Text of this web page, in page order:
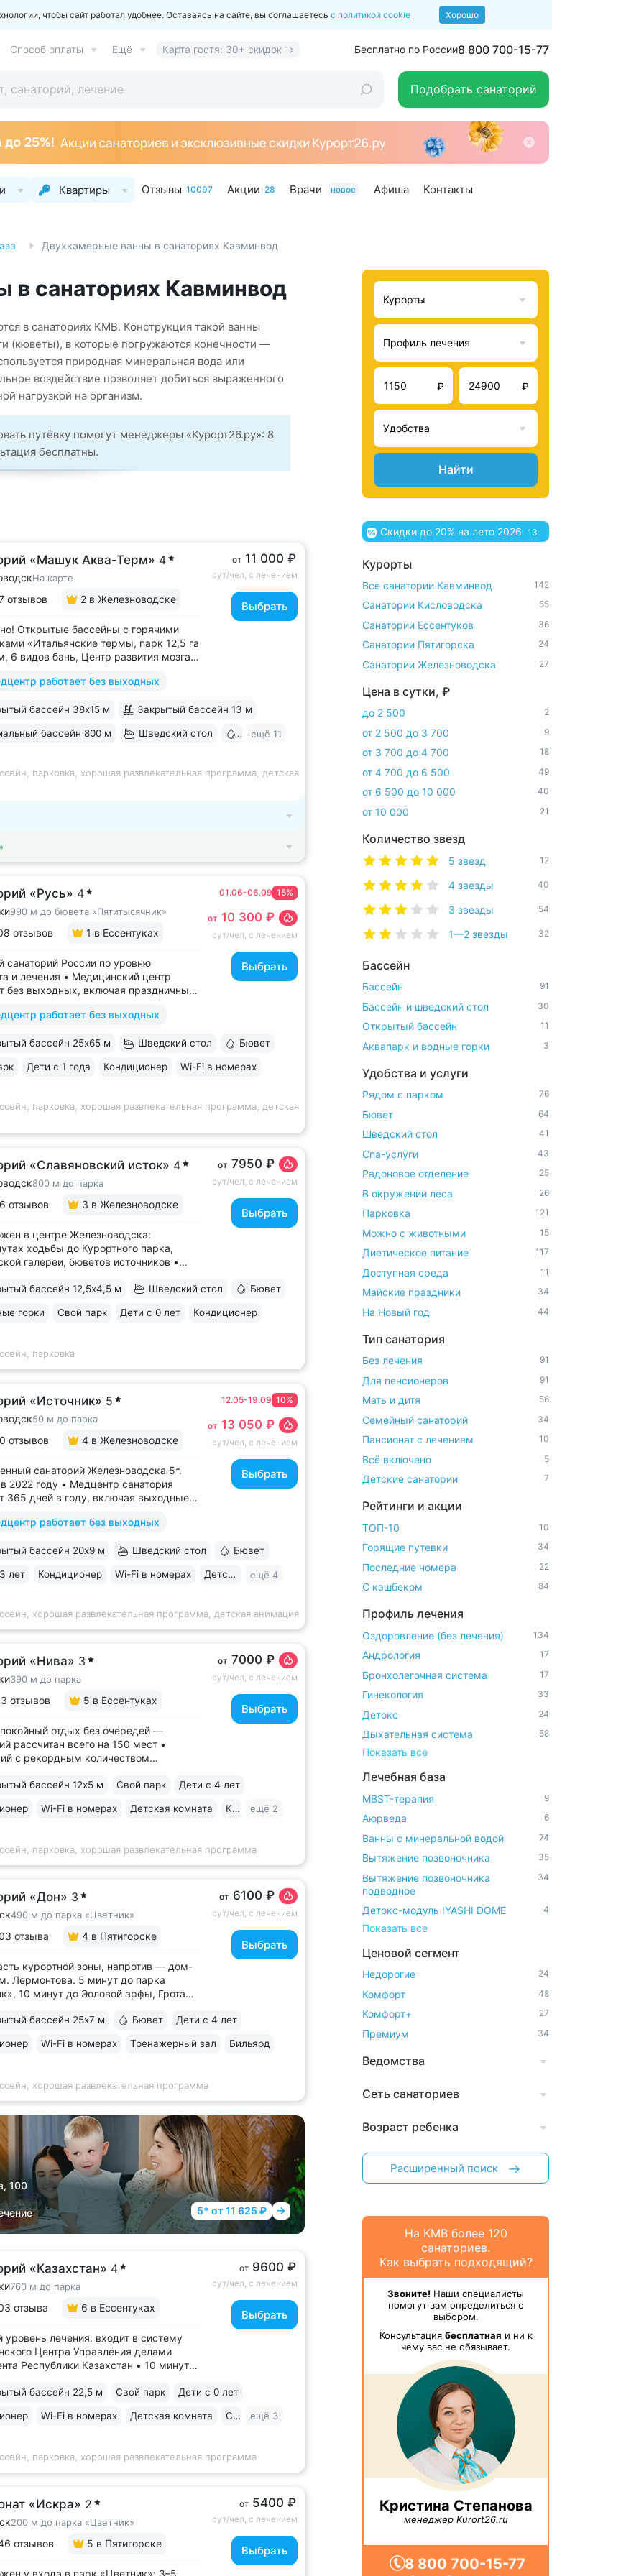
чтобы сайт работал удобнее. Оставаясь на сайте, вы соглашаетесь с политикой cookie Хорошо
Способ оплаты Ещё Карта гостя: 30+ скидок → Бесплатно по России8 800 700-15-77
Подобрать санаторий
Квартиры Отзывы 10097 Акции 28 Врачи новое Афиша Контакты
Двухкамерные ванны в санаториях Кавминвод
санаториях Кавминвод
в санаториях КМВ. Конструкция такой ванны
(кюветы), в которые погружаются конечности —
природная минеральная вода или
воздействие позволяет добиться выраженного
нагрузкой на организм.
путёвку помогут менеджеры «Курорт26.ру»: 8
бесплатны.
«Машук Аква-Терм» 4
На карте
отзывов 2 в Железноводске
Открытые бассейны с горячими
«Итальянские термы, парк 12,5 га
6 видов бань, Центр развития мозга,
лечения, EMS-тренировки,
• Расположен в уединенном...
работает без выходных
от 11 000 ₽
сут/чел, с лечением
Выбрать
бассейн 38х15 м Закрытый бассейн 13 м
бассейн 800 м Шведский стол Бювет
ещё 11
парковка, хорошая развлекательная программа, детская
«Русь» 4
990 м до бювета «Пятитысячник»
отзывов 1 в Ессентуках
санаторий России по уровню
и лечения • Медицинский центр
без выходных, включая праздничные
джакузи, каскадом
детская зона. Рядом
работает без выходных
01.06-06.09 15%
от 10 300 ₽
сут/чел, с лечением
Выбрать
бассейн 25х65 м Шведский стол Бювет
Дети с 1 года Кондиционер Wi-Fi в номерах
парковка, хорошая развлекательная программа, детская
«Славяновский исток» 4
800 м до парка
отзывов 3 в Железноводске
в центре Железноводска:
ходьбы до Курортного парка,
галереи, бюветов источников •
водой № 61, которую можно
типа показан для лечения
от 7950 ₽
сут/чел, с лечением
Выбрать
бассейн 12,5х4,5 м Шведский стол Бювет
горки Свой парк Дети с 0 лет Кондиционер
парковка
«Источник» 5
50 м до парка
отзывов 4 в Железноводске
санаторий Железноводска 5*.
2022 году • Медцентр санатория
365 дней в году, включая выходные
курортный парк, Пушкинская
бальнеогрязелечебница,
работает без выходных
12.05-19.09 10%
от 13 050 ₽
сут/чел, с лечением
Выбрать
бассейн 20х9 м Шведский стол Бювет
лет Кондиционер Wi-Fi в номерах Детская комната ещё 4
хорошая развлекательная программа, детская анимация
«Нива» 3
390 м до парка
отзывов 5 в Ессентуках
отдых без очередей —
рассчитан всего на 150 мест •
с рекордным количеством
• 3 минуты до Курортного
и бюветов минеральной воды
от 7000 ₽
сут/чел, с лечением
Выбрать
бассейн 12х5 м Свой парк Дети с 4 лет
Wi-Fi в номерах Детская комната Караоке ещё 2
парковка, хорошая развлекательная программа
«Дон» 3
490 м до парка «Цветник»
отзыва 4 в Пятигорске
курортной зоны, напротив — дом-
Лермонтова. 5 минут до парка
10 минут до Эоловой арфы, Грота
Два бювета углекисло-
можно попробовать только
от 6100 ₽
сут/чел, с лечением
Выбрать
бассейн 25х7 м Бювет Дети с 4 лет
Wi-Fi в номерах Тренажерный зал Бильярд
хорошая развлекательная программа
100
5* от 11 625 ₽
«Казахстан» 4
760 м до парка
отзыва 6 в Ессентуках
уровень лечения: входит в систему
Центра Управления делами
Республики Казахстан • 10 минут
бювета источников «Ессентуки 4»
в интерьерах. Во всех номерах...
от 9600 ₽
сут/чел, с лечением
Выбрать
бассейн 22,5 м Свой парк Дети с 0 лет
Wi-Fi в номерах Детская комната Спа ещё 3
парковка, хорошая развлекательная программа
«Искра» 2
200 м до парка «Цветник»
отзывов 5 в Пятигорске
у входа в парк «Цветник»: 3–5
от 5400 ₽
сут/чел, с лечением
Выбрать
Курорты
Профиль лечения
₽ ₽
Удобства
Найти
Скидки до 20% на лето 2026 13
Курорты
Все санатории Кавминвод 142
Санатории Кисловодска 55
Санатории Ессентуков 36
Санатории Пятигорска 24
Санатории Железноводска 27
Цена в сутки, ₽
до 2 500 2
от 2 500 до 3 700 9
от 3 700 до 4 700 18
от 4 700 до 6 500 49
от 6 500 до 10 000 40
от 10 000 21
Количество звезд
5 звезд 12
4 звезды 40
3 звезды 54
1—2 звезды 32
Бассейн
Бассейн 91
Бассейн и шведский стол 30
Открытый бассейн 11
Аквапарк и водные горки 3
Удобства и услуги
Рядом с парком 76
Бювет 64
Шведский стол 41
Спа-услуги 43
Радоновое отделение 25
В окружении леса 26
Парковка 121
Можно с животными 15
Диетическое питание 117
Доступная среда 11
Майские праздники 34
На Новый год 44
Тип санатория
Без лечения 91
Для пенсионеров 91
Мать и дитя 56
Семейный санаторий 34
Пансионат с лечением 10
Всё включено 5
Детские санатории 7
Рейтинги и акции
ТОП-10 10
Горящие путевки 34
Последние номера 22
С кэшбеком 84
Профиль лечения
Оздоровление (без лечения) 134
Андрология 17
Бронхолегочная система 17
Гинекология 33
Детокс 24
Дыхательная система 58
Показать все
Лечебная база
MBST-терапия 9
Аюрведа 6
Ванны с минеральной водой 74
Вытяжение позвоночника 35
Вытяжение позвоночника
подводное
34
Детокс-модуль IYASHI DOME 4
Показать все
Ценовой сегмент
Недорогие 24
Комфорт 48
Комфорт+ 27
Премиум 34
Ведомства
Сеть санаториев
Возраст ребенка
Расширенный поиск
На КМВ более 120
санаториев.
Как выбрать подходящий?
Звоните! Наши специалисты
помогут вам определиться с
выбором.
Консультация бесплатная и ни к
чему вас не обязывает.
Кристина Степанова
менеджер Kurort26.ru
8 800 700-15-77